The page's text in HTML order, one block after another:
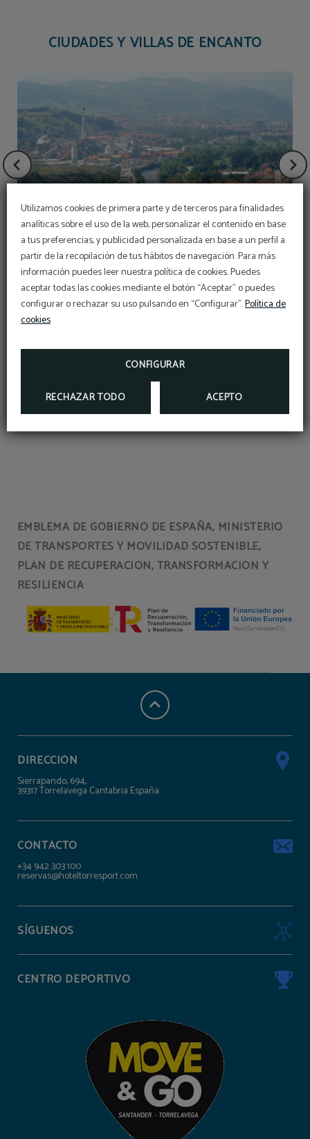
Utilizamos cookies de primera parte y de terceros para finalidades
analíticas sobre el uso de la web, personalizar el contenido en base
a tus preferencias, y publicidad personalizada en base a un perfil a
partir de la recopilación de tus hábitos de navegación. Para más
información puedes leer nuestra política de cookies. Puedes
aceptar todas las cookies mediante el botón “Aceptar” o puedes
configurar o rechazar su uso pulsando en “Configurar”.Política de
cookies
CONFIGURAR
RECHAZAR TODO ACEPTO
CIUDADES Y VILLAS DE ENCANTO
Torrelavega: Descúbrela
El Segundo Centro Urbano y su Puerta a la Costa
EMBLEMA DE GOBIERNO DE ESPAÑA, MINISTERIO
DE TRANSPORTES Y MOVILIDAD SOSTENIBLE,
PLAN DE RECUPERACIÓN, TRANSFORMACIÓN Y
RESILIENCIA
DIRECCIÓN
Sierrapando, 694,
39317 Torrelavega Cantabria España
CONTACTO
+34 942 303 100
reservas@hoteltorresport.com
SÍGUENOS
CENTRO DEPORTIVO
OFERTÓN
Descuento adicional con el código PROMOWEB